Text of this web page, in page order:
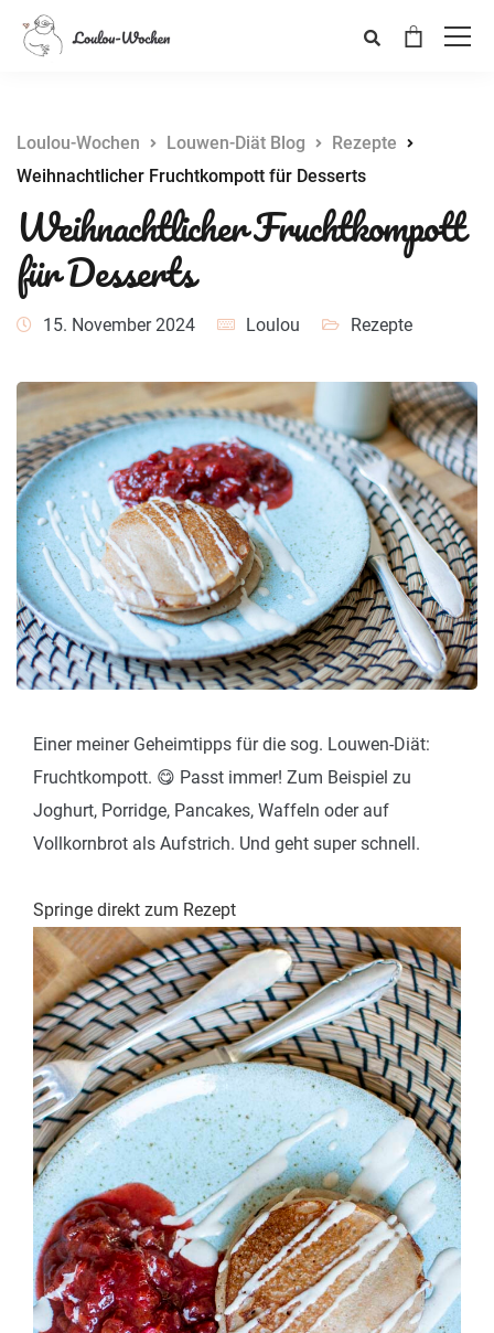
Loulou-Wochen Louwen-Diät Blog
Rezepte
Weihnachtlicher Fruchtkompott für Desserts
Weihnachtlicher Fruchtkompott
für Desserts
15. November 2024 Loulou Rezepte
Einer meiner Geheimtipps für die sog. Louwen-Diät:
Fruchtkompott. 😋 Passt immer! Zum Beispiel zu
Joghurt, Porridge, Pancakes, Waffeln oder auf
Vollkornbrot als Aufstrich. Und geht super schnell.
Springe direkt zum Rezept